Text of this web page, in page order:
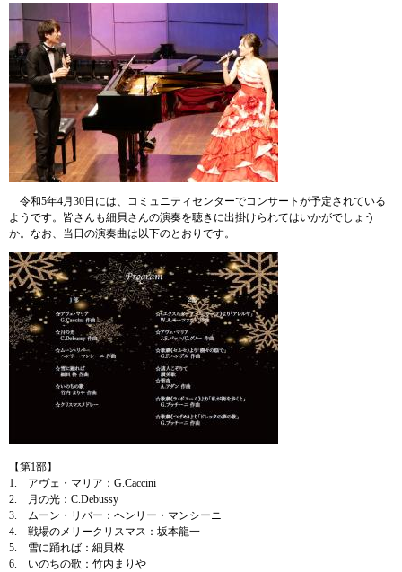
令和5年4月30日には、コミュニティセンターでコンサートが予定されている
ようです。皆さんも細貝さんの演奏を聴きに出掛けられてはいかがでしょう
か。なお、 当日の演奏曲は以下のとおりです。
【第1部】
1. アヴェ・マリア：G.Caccini
2. 月の光：C.Debussy
3. ムーン・リバー：ヘンリー・マンシーニ
4. 戦場のメリークリスマス：坂本龍一
5. 雪に踊れば：細貝柊
6. いのちの歌：竹内まりや